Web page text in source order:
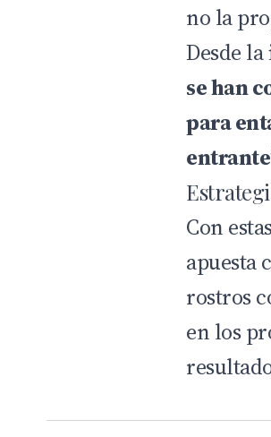
no la
Desde
se han
para
entrante
Con
apuesta
rostros
en los